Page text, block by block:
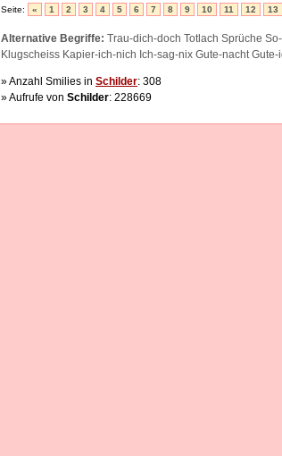
Seite: « 1 2 3 4 5 6 7 8 9 10 11 12 13
Alternative Begriffe: Trau-dich-doch Totlach Sprüche
Klugscheiss Kapier-ich-nich Ich-sag-nix Gute-nacht
» Anzahl Smilies in Schilder: 308
» Aufrufe von Schilder: 228669